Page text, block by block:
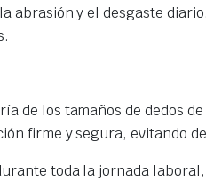
y el desgaste
de los tamaños de dedos
firme y segura, evitando
toda la jornada